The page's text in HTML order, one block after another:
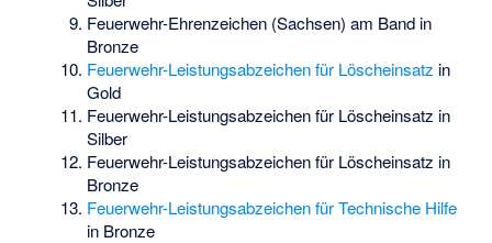
Feuerwehr-Ehrenzeichen (Sachsen) am Band in
Bronze
Feuerwehr-Leistungsabzeichen für Löscheinsatz in
Gold
Feuerwehr-Leistungsabzeichen für Löscheinsatz in
Silber
Feuerwehr-Leistungsabzeichen für Löscheinsatz in
Bronze
Feuerwehr-Leistungsabzeichen für Technische Hilfe
in Bronze